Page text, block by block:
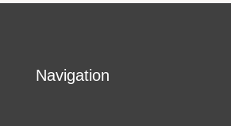
Navigation